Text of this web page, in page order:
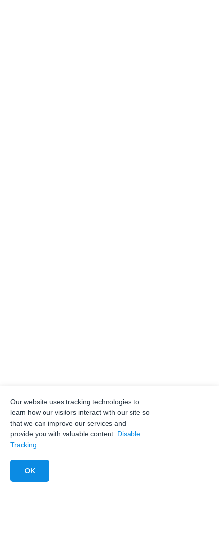
Our website uses tracking technologies to
learn how our visitors interact with our site so
that we can improve our services and
provide you with valuable content. Disable
Tracking